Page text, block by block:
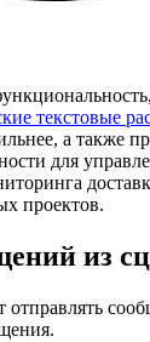
текстовые
а также
для
проектов.
из
отправлять